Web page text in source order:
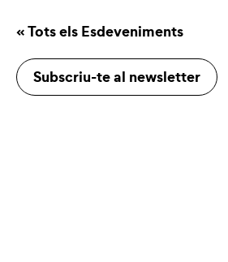
« Tots els Esdeveniments
Subscriu-te al newsletter